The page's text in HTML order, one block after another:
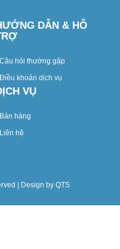
DẪN & HỖ
Câu hỏi thường gặp
Điều khoản dịch vụ
VỤ
Bán hàng
Liên hệ
| Design by QTS